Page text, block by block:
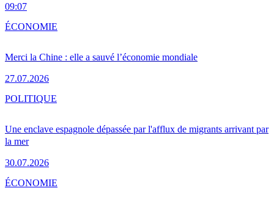
09:07
Merci la Chine : elle a sauvé l’économie mondiale
27.07.2026
ÉCONOMIE
Une enclave espagnole dépassée par l'afflux de migrants arrivant par
la mer
30.07.2026
POLITIQUE
ÉCONOMIE